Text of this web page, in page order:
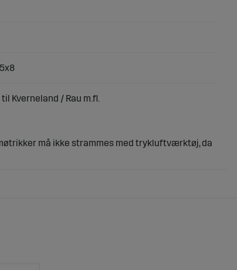
Kverneland / Rau m.fl.
må ikke strammes med trykluftværktøj, da